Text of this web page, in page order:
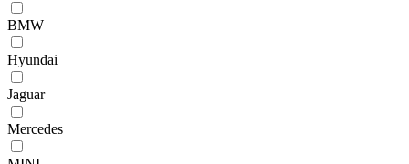
BMW
Hyundai
Jaguar
Mercedes